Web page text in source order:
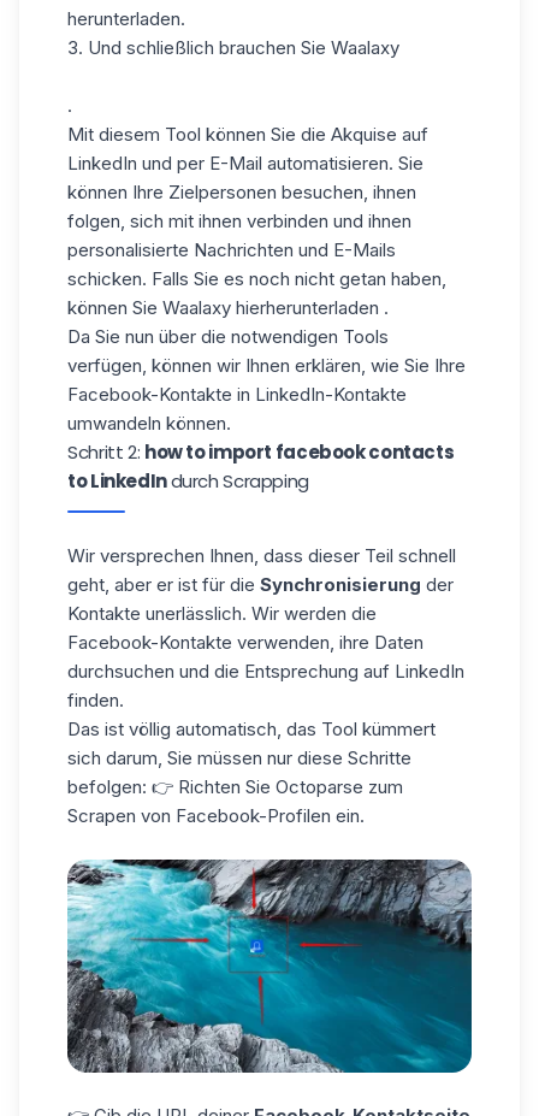
herunterladen.
3. Und schließlich brauchen Sie Waalaxy
.
Mit diesem Tool können Sie die Akquise auf
LinkedIn und per E-Mail automatisieren. Sie
können Ihre Zielpersonen besuchen, ihnen
folgen, sich mit ihnen verbinden und ihnen
personalisierte Nachrichten und E-Mails
schicken. Falls Sie es noch nicht getan haben,
können Sie Waalaxy hierherunterladen .
Da Sie nun über die notwendigen Tools
verfügen, können wir Ihnen erklären, wie Sie Ihre
Facebook-Kontakte in LinkedIn-Kontakte
umwandeln können.
Schritt 2: how to import facebook contacts
to LinkedIndurch Scrapping
Wir versprechen Ihnen, dass dieser Teil schnell
geht, aber er ist für die Synchronisierung der
Kontakte unerlässlich. Wir werden die
Facebook-Kontakte verwenden, ihre Daten
durchsuchen und die Entsprechung auf LinkedIn
finden.
Das ist völlig automatisch, das Tool kümmert
sich darum, Sie müssen nur diese Schritte
befolgen: 👉 Richten Sie Octoparse zum
Scrapen von Facebook-Profilen ein.